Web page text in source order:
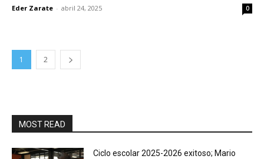
Eder Zarate - abril 24, 2025 0
1 2
MOST READ
Ciclo escolar 2025-2026 exitoso; Mario